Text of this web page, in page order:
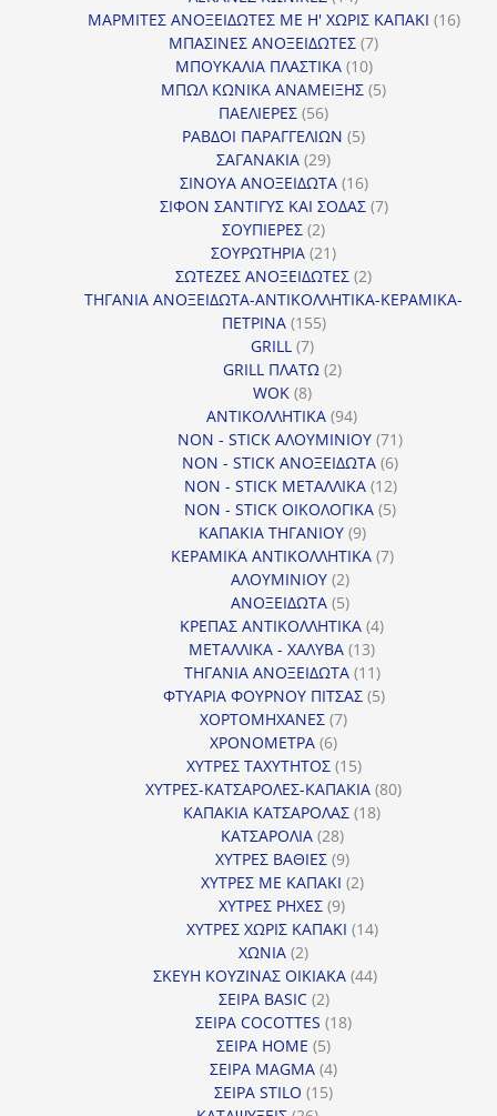
προϊόντα
ΜΑΡΜΙΤΕΣ ΑΝΟΞΕΙΔΩΤΕΣ ΜΕ Η' ΧΩΡΙΣ ΚΑΠΑΚΙ 1616
ΜΠΑΣΙΝΕΣ ΑΝΟΞΕΙΔΩΤΕΣ 77
ΜΠΟΥΚΑΛΙΑ ΠΛΑΣΤΙΚΑ 1010
προϊόντα
ΜΠΩΛ ΚΩΝΙΚΑ ΑΝΑΜΕΙΞΗΣ 55
ΠΑΕΛΙΕΡΕΣ 5656
προϊόντα
ΡΑΒΔΟΙ ΠΑΡΑΓΓΕΛΙΩΝ 55
ΣΑΓΑΝΑΚΙΑ 2929
προϊόντα
ΣΙΝΟΥΑ ΑΝΟΞΕΙΔΩΤΑ 1616
προϊόντα
ΣΙΦΟΝ ΣΑΝΤΙΓΥΣ ΚΑΙ ΣΟΔΑΣ 77
ΣΟΥΠΙΕΡΕΣ 22
προϊόντα
ΣΟΥΡΩΤΗΡΙΑ 2121
προϊόντα
ΣΩΤΕΖΕΣ ΑΝΟΞΕΙΔΩΤΕΣ 22
προϊόντα
ΤΗΓΑΝΙΑ ΑΝΟΞΕΙΔΩΤΑ-ΑΝΤΙΚΟΛΛΗΤΙΚΑ-ΚΕΡΑΜΙΚΑ-
ΠΕΤΡΙΝΑ 155155
GRILL 77
προϊόντα
GRILL ΠΛΑΤΩ 22
WOK 88
προϊόντα
ΑΝΤΙΚΟΛΛΗΤΙΚΑ 9494
προϊόντα
NON - STICK ΑΛΟΥΜΙΝΙΟΥ 7171
προϊόντα
NON - STICK ΑΝΟΞΕΙΔΩΤΑ 66
προϊόντα
NON - STICK ΜΕΤΑΛΛΙΚΑ 1212
προϊόντα
NON - STICK ΟΙΚΟΛΟΓΙΚΑ 55
ΚΑΠΑΚΙΑ ΤΗΓΑΝΙΟΥ 99
προϊόντα
ΚΕΡΑΜΙΚΑ ΑΝΤΙΚΟΛΛΗΤΙΚΑ 77
ΑΛΟΥΜΙΝΙΟΥ 22
προϊόντα
ΑΝΟΞΕΙΔΩΤΑ 55
προϊόντα
ΚΡΕΠΑΣ ΑΝΤΙΚΟΛΛΗΤΙΚΑ 44
ΜΕΤΑΛΛΙΚΑ - ΧΑΛΥΒΑ 1313
προϊόντα
ΤΗΓΑΝΙΑ ΑΝΟΞΕΙΔΩΤΑ 1111
προϊόντα
ΦΤΥΑΡΙΑ ΦΟΥΡΝΟΥ ΠΙΤΣΑΣ 55
ΧΟΡΤΟΜΗΧΑΝΕΣ 77
ΧΡΟΝΟΜΕΤΡΑ 66
προϊόντα
ΧΥΤΡΕΣ ΤΑΧΥΤΗΤΟΣ 1515
προϊόντα
ΧΥΤΡΕΣ-ΚΑΤΣΑΡΟΛΕΣ-ΚΑΠΑΚΙΑ 8080
ΚΑΠΑΚΙΑ ΚΑΤΣΑΡΟΛΑΣ 1818
ΚΑΤΣΑΡΟΛΙΑ 2828
προϊόντα
ΧΥΤΡΕΣ ΒΑΘΙΕΣ 99
προϊόντα
ΧΥΤΡΕΣ ΜΕ ΚΑΠΑΚΙ 22
ΧΥΤΡΕΣ ΡΗΧΕΣ 99
προϊόντα
ΧΥΤΡΕΣ ΧΩΡΙΣ ΚΑΠΑΚΙ 1414
ΧΩΝΙΑ 22
προϊόντα
ΣΚΕΥΗ ΚΟΥΖΙΝΑΣ ΟΙΚΙΑΚΑ 4444
ΣΕΙΡΑ BASIC 22
προϊόντα
ΣΕΙΡΑ COCOTTES 1818
ΣΕΙΡΑ HOME 55
προϊόντα
ΣΕΙΡΑ MAGMA 44
προϊόντα
ΣΕΙΡΑ STILO 1515